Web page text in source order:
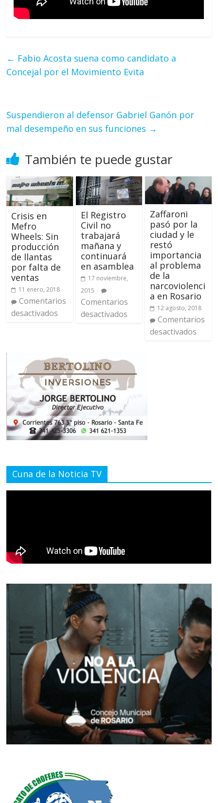
← Fabio Acosta suena como candidato a
Concejal por el Movimiento Evita
Suspendieron al defensor Gabriel Ganón por
mal desempeño en sus funciones →
También te puede gustar
Crisis en
Mefro
Wheels: Sin
producción
de llantas
por falta de
ventas
11 enero, 2018
Comentarios
desactivados
El Registro
Civil no
trabajará
mañana y
continuará
en asamblea
17 noviembre,
2015
Comentarios
desactivados
Zaffaroni
pasó por la
ciudad y le
restó
importancia
al problema
de la
narcoviolenci
a en Rosario
12 agosto, 2018
Comentarios
desactivados
Cuna de la Noticia TV